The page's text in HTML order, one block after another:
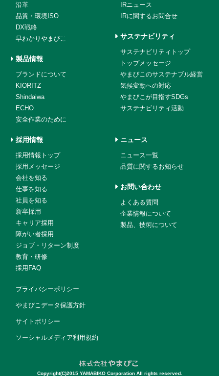
沿革
品質・環境ISO
DX戦略
早わかりやまびこ
製品情報
ブランドについて
KIORITZ
Shindaiwa
ECHO
安全作業のために
IRニュース
IRに関するお問合せ
サステナビリティ
サステナビリティトップ
トップメッセージ
やまびこのサステナブル経営
気候変動への対応
やまびこが目指すSDGs
サステナビリティ活動
採用情報
採用情報トップ
採用メッセージ
会社を知る
仕事を知る
社員を知る
新卒採用
キャリア採用
障がい者採用
ジョブ・リターン制度
教育・研修
採用FAQ
ニュース
ニュース一覧
品質に関するお知らせ
お問い合わせ
よくある質問
企業情報について
製品、技術について
プライバシーポリシー
やまびこデータ保護方針
サイトポリシー
ソーシャルメディア利用規約
Copyright(C)2015 YAMABIKO Corporation All rights reserved.